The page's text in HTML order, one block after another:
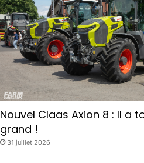
Nouvel Claas Axion 8 : Il a
grand !
31 juillet 2026